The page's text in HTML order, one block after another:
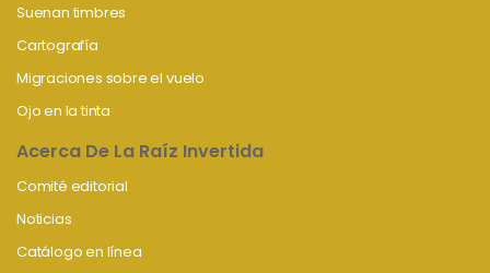
Suenan timbres
Cartografía
Migraciones sobre el vuelo
Ojo en la tinta
Acerca De La Raíz Invertida
Comité editorial
Noticias
Catálogo en línea